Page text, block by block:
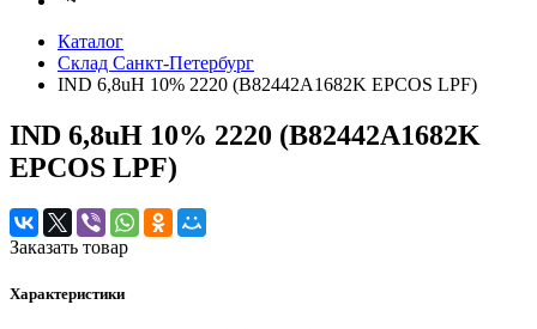
Каталог
Cклад Санкт-Петербург
IND 6,8uH 10% 2220 (B82442A1682K EPCOS LPF)
IND 6,8uH 10% 2220 (B82442A1682K
EPCOS LPF)
Заказать товар
Характеристики